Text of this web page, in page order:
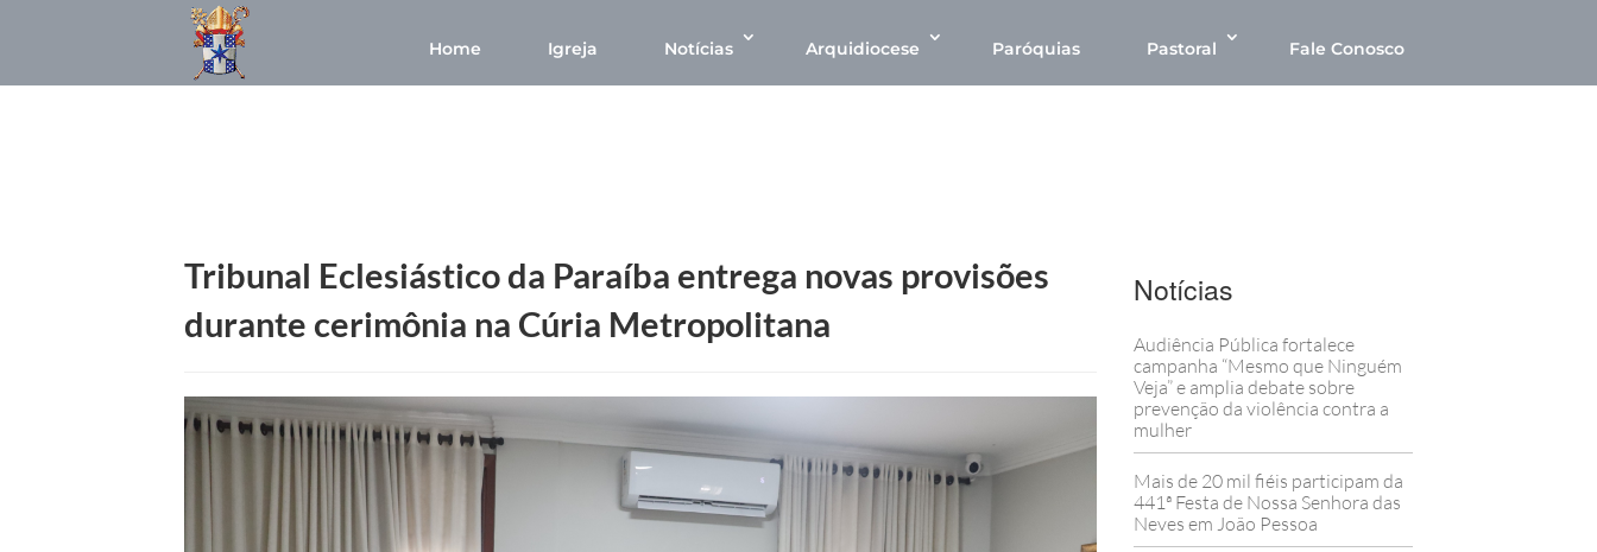
Home Igreja Notícias Arquidiocese Paróquias Pastoral Fale Conosco
Tribunal Eclesiástico da Paraíba entrega novas provisões
durante cerimônia na Cúria Metropolitana
Notícias
Audiência Pública fortalece
campanha “Mesmo que Ninguém
Veja” e amplia debate sobre
prevenção da violência contra a
mulher
Mais de 20 mil fiéis participam da
441ª Festa de Nossa Senhora das
Neves em João Pessoa